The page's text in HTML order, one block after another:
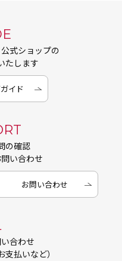
式ショップの
たします
イド
の確認
い合わせ
お問い合わせ
合わせ
支払いなど）